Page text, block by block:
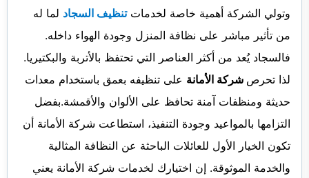
وتولي الشركة أهمية خاصة لخدماتتنظيف السجاد لما له
من تأثير مباشر على نظافة المنزل وجودة الهواء داخله.
فالسجاد يُعد من أكثر العناصر التي تحتفظ بالأتربة والبكتيريا.
لذا تحرص شركة الأمانة على تنظيفه بعمق باستخدام معدات
حديثة ومنظفات آمنة تحافظ على الألوان والأقمشة.بفضل
التزامها بالمواعيد وجودة التنفيذ، استطاعت شركة الأمانة أن
تكون الخيار الأول للعائلات الباحثة عن النظافة المثالية
والخدمة الموثوقة. إن اختيارك لخدمات شركة الأمانة يعني